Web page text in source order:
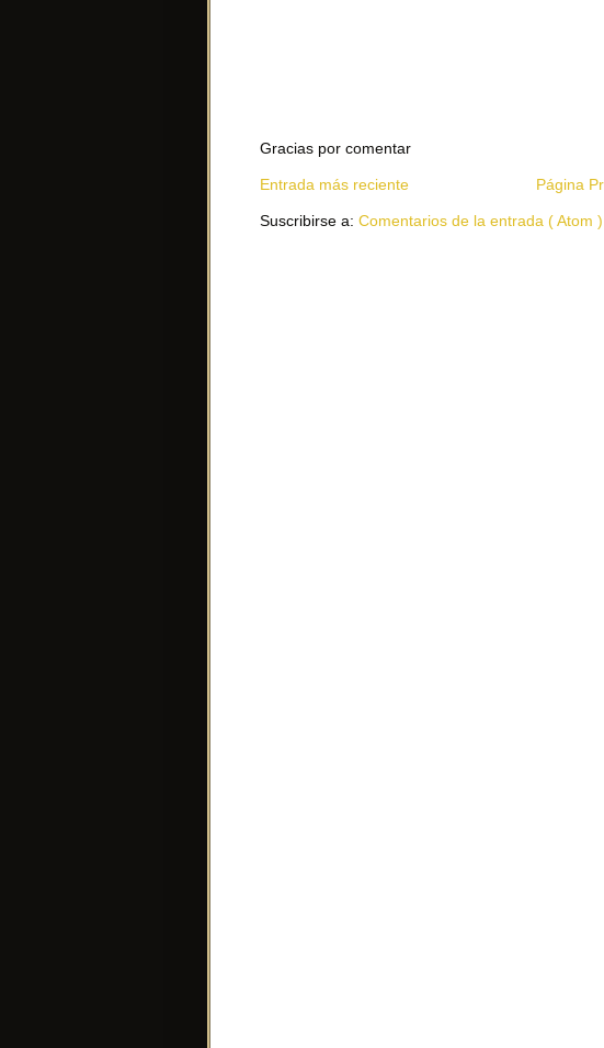
Gracias por comentar
Entrada más reciente Página
Suscribirse a: Comentarios de la entrada ( Atom )